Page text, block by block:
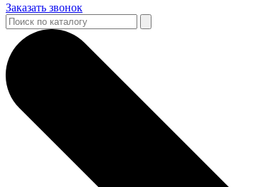
Заказать звонок